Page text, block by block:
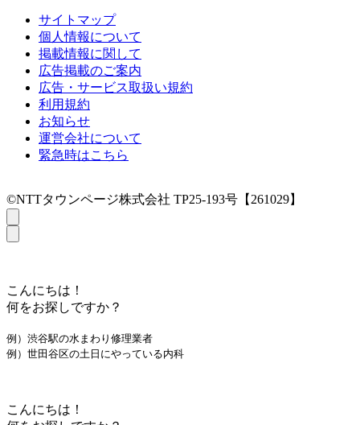
サイトマップ
個人情報について
掲載情報に関して
広告掲載のご案内
広告・サービス取扱い規約
利用規約
お知らせ
運営会社について
緊急時はこちら
©NTTタウンページ株式会社 TP25-193号【261029】
こんにちは！
何をお探しですか？
例）渋谷駅の水まわり修理業者
例）世田谷区の土日にやっている内科
こんにちは！